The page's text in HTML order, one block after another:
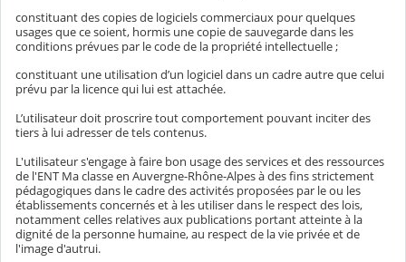
constituant des copies de logiciels commerciaux pour quelques
usages que ce soient, hormis une copie de sauvegarde dans les
conditions prévues par le code de la propriété intellectuelle ;
constituant une utilisation d’un logiciel dans un cadre autre que celui
prévu par la licence qui lui est attachée.
L’utilisateur doit proscrire tout comportement pouvant inciter des
tiers à lui adresser de tels contenus.
L'utilisateur s'engage à faire bon usage des services et des ressources
de l'ENT Ma classe en Auvergne-Rhône-Alpes à des fins strictement
pédagogiques dans le cadre des activités proposées par le ou les
établissements concernés et à les utiliser dans le respect des lois,
notamment celles relatives aux publications portant atteinte à la
dignité de la personne humaine, au respect de la vie privée et de
l'image d'autrui.